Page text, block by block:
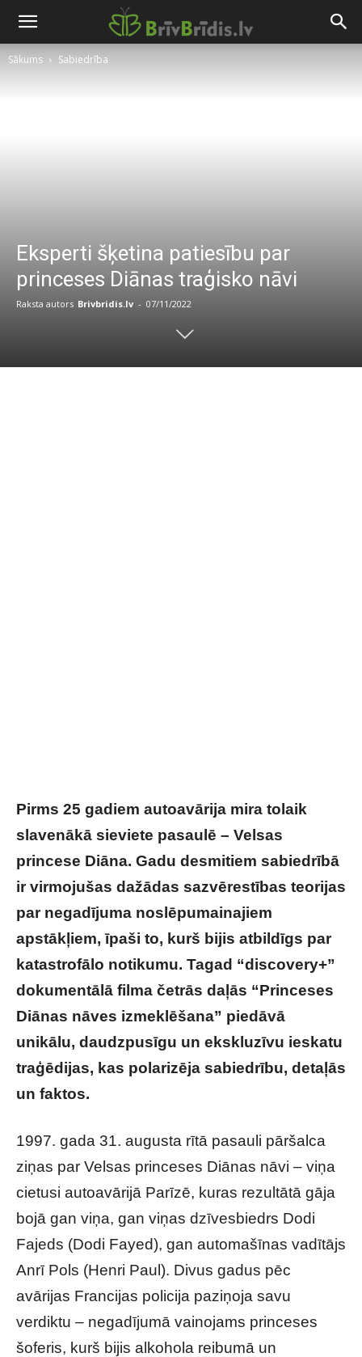
Sākums Sabiedrība
Eksperti šķetina patiesību par
princeses Diānas traģisko nāvi
Raksta autors Brivbridis.lv - 07/11/2022
Pirms 25 gadiem autoavārija mira tolaik
slavenākā sieviete pasaulē – Velsas
princese Diāna. Gadu desmitiem sabiedrībā
ir virmojušas dažādas sazvērestības teorijas
par negadījuma noslēpumainajiem
apstākļiem, īpaši to, kurš bijis atbildīgs par
katastrofālo notikumu. Tagad “discovery+”
dokumentālā filma četrās daļās “Princeses
Diānas nāves izmeklēšana” piedāvā
unikālu, daudzpusīgu un ekskluzīvu ieskatu
traģēdijas, kas polarizēja sabiedrību, detaļās
un faktos.
1997. gada 31. augusta rītā pasauli pāršalca
ziņas par Velsas princeses Diānas nāvi – viņa
cietusi autoavārijā Parīzē, kuras rezultātā gāja
bojā gan viņa, gan viņas dzīvesbiedrs Dodi
Fajeds (Dodi Fayed), gan automašīnas vadītājs
Anrī Pols (Henri Paul). Divus gadus pēc
avārijas Francijas policija paziņoja savu
verdiktu – negadījumā vainojams princeses
šoferis, kurš bijis alkohola reibumā un